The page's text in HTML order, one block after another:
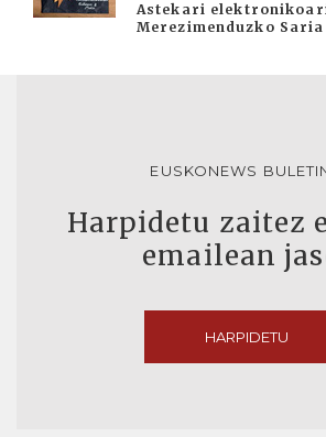
Astekari
Merezimenduzko Saria
EUSKONEWS
Harpidetu zaitez
emailean
HARPIDETU